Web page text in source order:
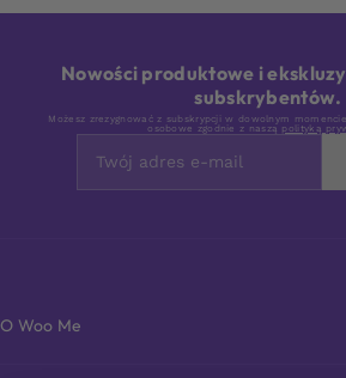
Nowości produktowe i
subskrybentów.
Możesz zrezygnować z subskrypcji w dowolnym
osobowe zgodnie z naszą polityką
O Woo Me